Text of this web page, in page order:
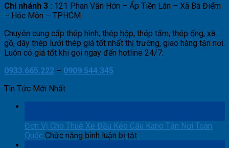
Chi nhánh 3 : 121 Phan Văn Hớn – Ấp Tiền Lân – Xã Bà Điểm
– Hóc Môn – TPHCM
Chuyên cung cấp thép hình, thép hộp, thép tấm, thép ống, xà
gồ, dây thép lưới thép giá tốt nhất thị trường, giao hàng tận nơi.
Luôn có giá tốt khi gọi ngay đến hotline 24/7:
0933.665.222 – 0909.544.345
Tin Tức Mới Nhất
Đơn Vị Cho Thuê Xe Đầu Kéo Cẩu Kano Tận Nơi Toàn
Quốc Chức năng bình luận bị tắtở